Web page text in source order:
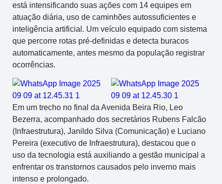
está intensificando suas ações com 14 equipes em
atuação diária, uso de caminhões autossuficientes e
inteligência artificial. Um veículo equipado com sistema
que percorre rotas pré-definidas e detecta buracos
automaticamente, antes mesmo da população registrar
ocorrências.
Em um trecho no final da Avenida Beira Rio, Leo
Bezerra, acompanhado dos secretários Rubens Falcão
(Infraestrutura), Janildo Silva (Comunicação) e Luciano
Pereira (executivo de Infraestrutura), destacou que o
uso da tecnologia está auxiliando a gestão municipal a
enfrentar os transtornos causados pelo inverno mais
intenso e prolongado.